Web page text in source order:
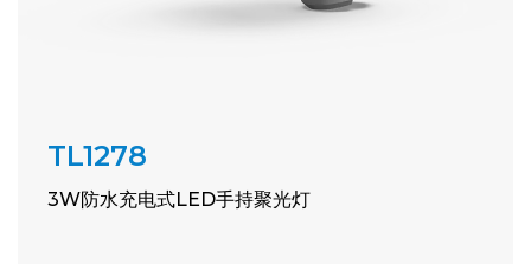
TL1278
3W防水充电式LED手持聚光灯